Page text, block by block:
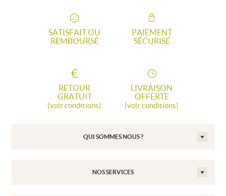
SATISFAIT OU
REMBOURSÉ
PAIEMENT
SÉCURISÉ
RETOUR
GRATUIT
(voir conditions)
LIVRAISON
OFFERTE
(voir conditions)
QUI SOMMES NOUS ?
NOS SERVICES